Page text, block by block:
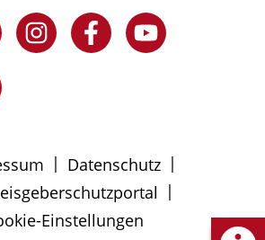
| Datenschutz |
|
Einstellungen